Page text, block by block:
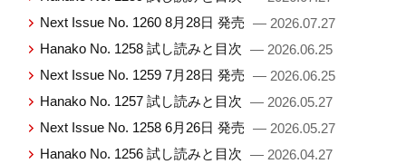
Next Issue No. 1260 8月28日 発売 — 2026.07.27
Hanako No. 1258 試し読みと目次 — 2026.06.25
Next Issue No. 1259 7月28日 発売 — 2026.06.25
Hanako No. 1257 試し読みと目次 — 2026.05.27
Next Issue No. 1258 6月26日 発売 — 2026.05.27
Hanako No. 1256 試し読みと目次 — 2026.04.27